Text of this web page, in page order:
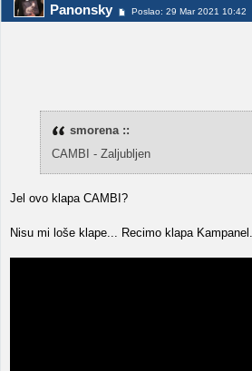
Panonsky Poslao: 29 Mar 2021 10:42
smorena ::
CAMBI - Zaljubljen
Jel ovo klapa CAMBI?
Nisu mi loše klape... Recimo klapa Kampanel.